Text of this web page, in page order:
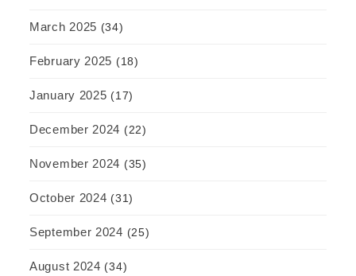
March 2025 (34)
February 2025 (18)
January 2025 (17)
December 2024 (22)
November 2024 (35)
October 2024 (31)
September 2024 (25)
August 2024 (34)